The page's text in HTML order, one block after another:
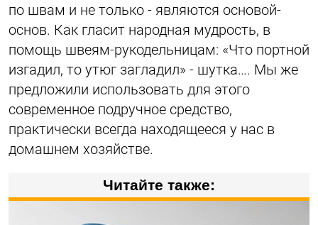
по швам и не только - являются основой-
основ. Как гласит народная мудрость, в
помощь швеям-рукодельницам: «Что портной
изгадил, то утюг загладил» - шутка…. Мы же
предложили использовать для этого
современное подручное средство,
практически всегда находящееся у нас в
домашнем хозяйстве.
Читайте также: